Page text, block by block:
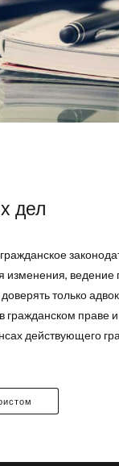
дел
изменения, ведение
только
гражданском праве
действующего